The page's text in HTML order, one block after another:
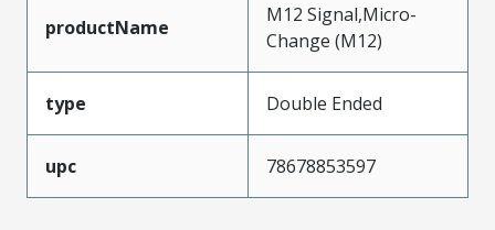
productName
M12 Signal,Micro-
Change (M12)
type Double Ended
upc 78678853597